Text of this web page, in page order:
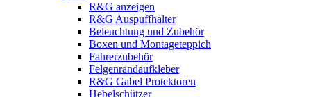
R&G anzeigen
R&G Auspuffhalter
Beleuchtung und Zubehör
Boxen und Montageteppich
Fahrerzubehör
Felgenrandaufkleber
R&G Gabel Protektoren
Hebelschützer